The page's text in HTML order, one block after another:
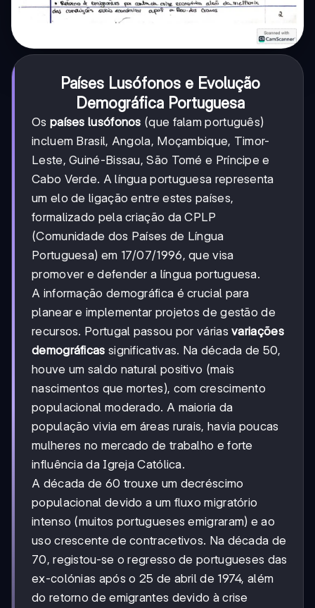
Países Lusófonos e Evolução
Demográfica Portuguesa
Os países lusófonos (que falam português)
incluem Brasil, Angola, Moçambique, Timor-
Leste, Guiné-Bissau, São Tomé e Príncipe e
Cabo Verde. A língua portuguesa representa
um elo de ligação entre estes países,
formalizado pela criação da CPLP
(Comunidade dos Países de Língua
Portuguesa) em 17/07/1996, que visa
promover e defender a língua portuguesa.
A informação demográfica é crucial para
planear e implementar projetos de gestão de
recursos. Portugal passou por váriasvariações
demográficas significativas. Na década de 50,
houve um saldo natural positivo (mais
nascimentos que mortes), com crescimento
populacional moderado. A maioria da
população vivia em áreas rurais, havia poucas
mulheres no mercado de trabalho e forte
influência da Igreja Católica.
A década de 60 trouxe um decréscimo
populacional devido a um fluxo migratório
intenso (muitos portugueses emigraram) e ao
uso crescente de contracetivos. Na década de
70, registou-se o regresso de portugueses das
ex-colónias após o 25 de abril de 1974, além
do retorno de emigrantes devido à crise